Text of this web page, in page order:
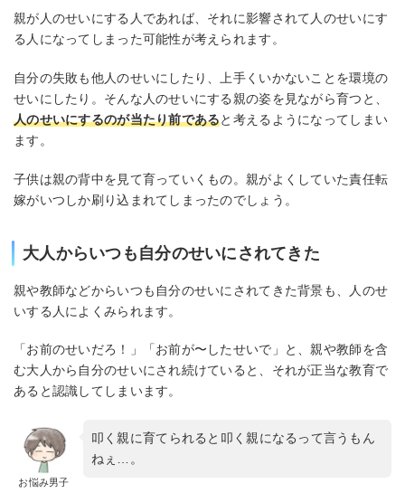
親が人のせいにする人であれば、それに影響されて人のせいにす
る人になってしまった可能性が考えられます。
自分の失敗も他人のせいにしたり、上手くいかないことを環境の
せいにしたり。そんな人のせいにする親の姿を見ながら育つと、
人のせいにするのが当たり前であると考えるようになってしまい
ます。
子供は親の背中を見て育っていくもの。親がよくしていた責任転
嫁がいつしか刷り込まれてしまったのでしょう。
大人からいつも自分のせいにされてきた
親や教師などからいつも自分のせいにされてきた背景も、人のせ
いする人によくみられます。
「お前のせいだろ！」「お前が〜したせいで」と、親や教師を含
む大人から自分のせいにされ続けていると、それが正当な教育で
あると認識してしまいます。
お悩み男子
叩く親に育てられると叩く親になるって言うもん
ねぇ…。